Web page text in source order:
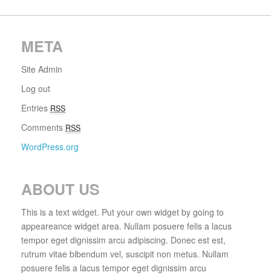
META
Site Admin
Log out
Entries RSS
Comments RSS
WordPress.org
ABOUT US
This is a text widget. Put your own widget by going to
appeareance widget area. Nullam posuere felis a lacus
tempor eget dignissim arcu adipiscing. Donec est est,
rutrum vitae bibendum vel, suscipit non metus. Nullam
posuere felis a lacus tempor eget dignissim arcu